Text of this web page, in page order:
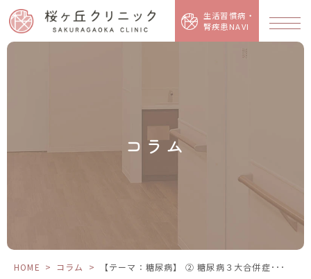
マ：
生活習慣病・
腎疾患NAVI
コラム
HOME > コラム > 【テーマ：糖尿病】 ② 糖尿病３大合併症･･･